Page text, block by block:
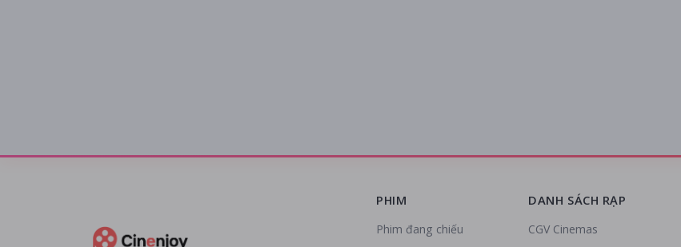
DANH SÁCH RẠP
CGV Cinemas
PHIM
Phim đang chiếu